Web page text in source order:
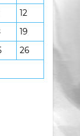
12
19
26